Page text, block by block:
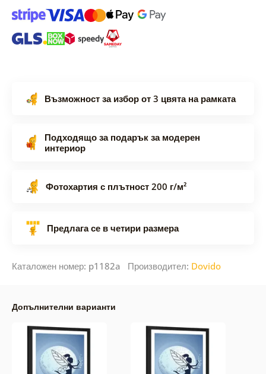
Възможност за избор от 3 цвята на рамката
Подходящо за подарък за модерен
интериор
Фотохартия с плътност 200 г/м²
Предлага се в четири размера
Каталожен номер: p1182a Производител: Dovido
Допълнителни варианти